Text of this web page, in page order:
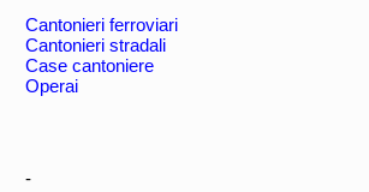
Cantonieri ferroviari
Cantonieri stradali
Case cantoniere
Operai
-